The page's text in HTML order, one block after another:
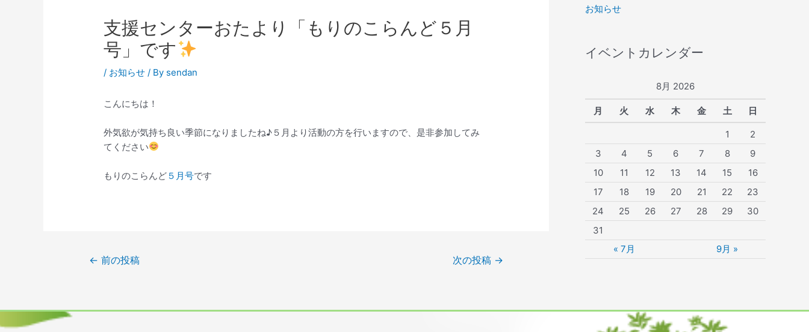
支援センターおたより「もりのこらんど５月
号」です
/ お知らせ / By sendan
こんにちは！
外気欲が気持ち良い季節になりましたね♪５月より活動の方を行いますので、是非参加してみ
てください
もりのこらんど ５月号です
← 前の投稿 次の投稿 →
お知らせ
イベントカレンダー
8月 2026
月 火 水 木 金 土 日
1
2
3
4 5 6 7 8
9
10
11 12 13 14 15
16
17
18 19 20 21 22
23
24
25 26 27 28 29
30
31
« 7月
9月 »